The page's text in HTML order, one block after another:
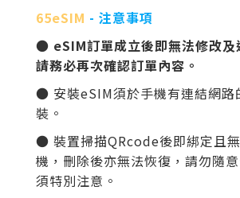
65eSIM - 注意事項
● eSIM訂單成立後即無法修改及
請務必再次確認訂單內容。
● 安裝eSIM須於手機有連結網路
裝。
● 裝置掃描QRcode後即綁定且
機，刪除後亦無法恢復，請勿隨
須特別注意 。